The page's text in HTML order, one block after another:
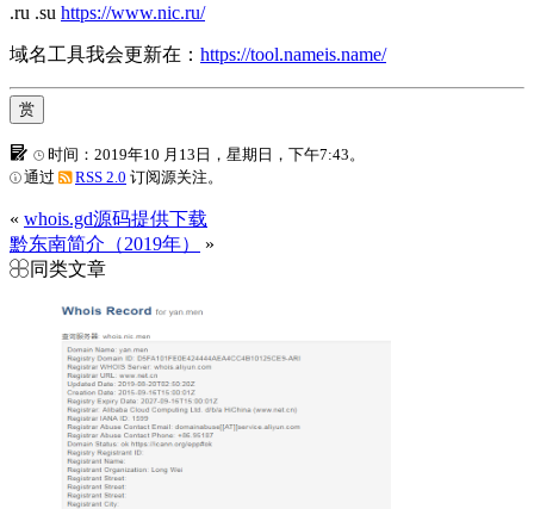
.ru .su https://www.nic.ru/
域名工具我会更新在： https://tool.nameis.name/
赏
时间：2019年10 月13日，星期日，下午7:43。
通过
RSS 2.0 订阅源关注。
« whois.gd源码提供下载
黔东南简介（2019年）
»
同类文章